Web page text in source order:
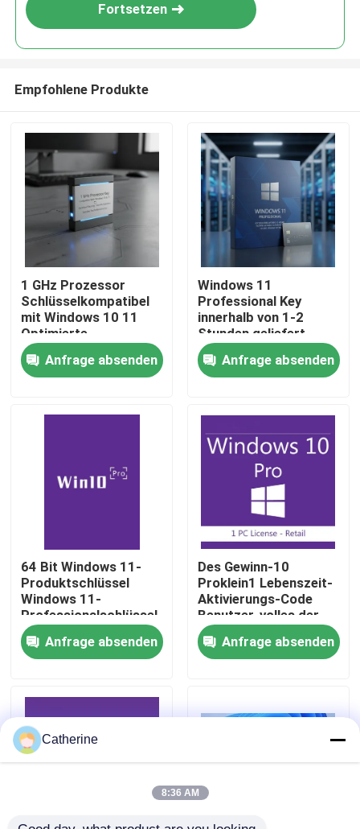
Zu Hause
Produkte
Qualitätskontrolle
Kontakt mit uns
Bitte um ein Angebot
Berufsplus des Büros 2021
Fortsetzen
Empfohlene Produkte
1 GHz Prozessor
Schlüsselkompatibel
mit Windows 10 11
Optimierte
Sicherheitsfunktionen
Reibungsloser Betrieb
Geeignet für Profis
Anfrage absenden
Windows 11
Professional Key
innerhalb von 1-2
Stunden geliefert
Sofortige echte
Aktivierung Windows-
Plattform sicherer
Anfrage absenden
64 Bit Windows 11-
Produktschlüssel
Windows 11-
Professionalschlüssel
Sichere Aktivierung
für Unternehmen und
Unternehmen
Anfrage absenden
Des Gewinn-10
Proklein1 Lebenszeit-
Aktivierungs-Code
Benutzer-volles der
Versions-32/64
gebissener
Anfrage absenden
Catherine
8:36 AM